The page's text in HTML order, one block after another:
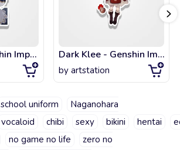
Barbara - Genshin Impact Dark Klee - Genshin Impact
by artstation
school uniform
Naganohara
vocaloid chibi sexy bikini hentai
no game no life
zero no